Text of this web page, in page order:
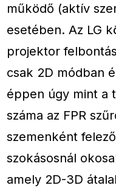
működő (aktív
esetében. Az LG
projektor
csak 2D módban
éppen úgy mint a
száma az FPR
szemenként
szokásosnál
amely 2D-3D